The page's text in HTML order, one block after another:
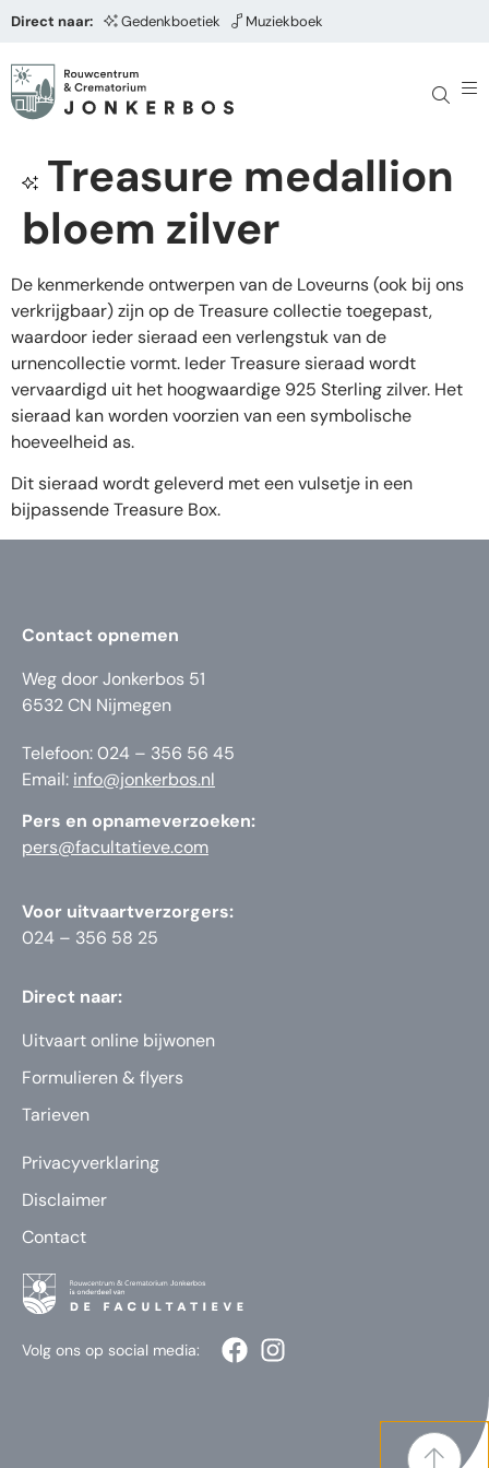
Direct naar: Gedenkboetiek Muziekboek
Treasure medallion
bloem zilver
De kenmerkende ontwerpen van de Loveurns (ook bij ons
verkrijgbaar) zijn op de Treasure collectie toegepast,
waardoor ieder sieraad een verlengstuk van de
urnencollectie vormt. Ieder Treasure sieraad wordt
vervaardigd uit het hoogwaardige 925 Sterling zilver. Het
sieraad kan worden voorzien van een symbolische
hoeveelheid as.
Dit sieraad wordt geleverd met een vulsetje in een
bijpassende Treasure Box.
Contact opnemen
Weg door Jonkerbos 51
6532 CN Nijmegen
Telefoon: 024 – 356 56 45
Email: info@jonkerbos.nl
Pers en opnameverzoeken:
pers@facultatieve.com
Voor uitvaartverzorgers:
024 – 356 58 25
Direct naar:
Uitvaart online bijwonen
Formulieren & flyers
Tarieven
Privacyverklaring
Disclaimer
Contact
Volg ons op social media: